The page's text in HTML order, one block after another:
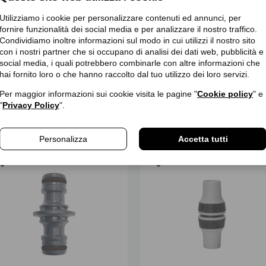
Utilizziamo i cookie per personalizzare contenuti ed annunci, per
fornire funzionalità dei social media e per analizzare il nostro traffico.
Condividiamo inoltre informazioni sul modo in cui utilizzi il nostro sito
con i nostri partner che si occupano di analisi dei dati web, pubblicità e
social media, i quali potrebbero combinarle con altre informazioni che
hai fornito loro o che hanno raccolto dal tuo utilizzo dei loro servizi.
Per maggior informazioni sui cookie visita le pagine "Cookie policy" e
"Privacy Policy".
Personalizza Accetta tutti
(VI) | Italia | customercare@fitt.com
no tiene ninguna advertencia y información de seguridad, ya que puede
favorite_border